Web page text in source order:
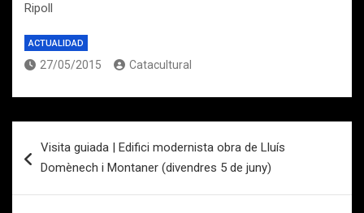
Ripoll
ACTUALIDAD
27/05/2015 Catacultural
de
Visita guiada | Edifici modernista obra de Lluís
Domènech i Montaner (divendres 5 de juny)